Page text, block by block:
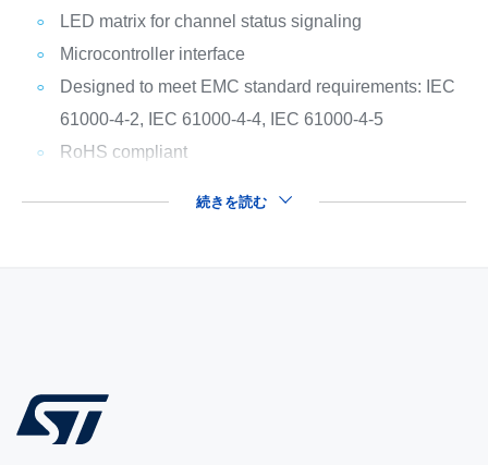
LED matrix for channel status signaling
Microcontroller interface
Designed to meet EMC standard requirements: IEC
61000-4-2, IEC 61000-4-4, IEC 61000-4-5
RoHS compliant
続きを読む